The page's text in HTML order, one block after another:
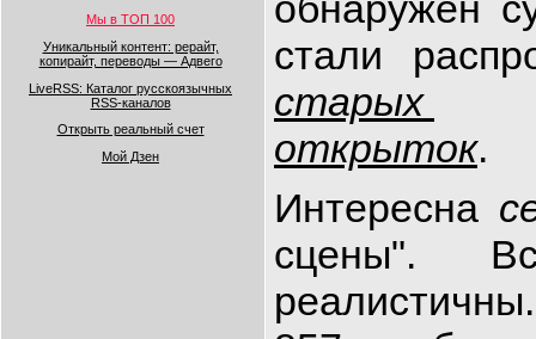
Мы в ТОП 100
Уникальный контент: рерайт,
копирайт, переводы — Адвего
LiveRSS: Каталог русскоязычных
RSS-каналов
Открыть реальный счет
Мой Дзен
стали
старых
открыток
Интересна
сцены".